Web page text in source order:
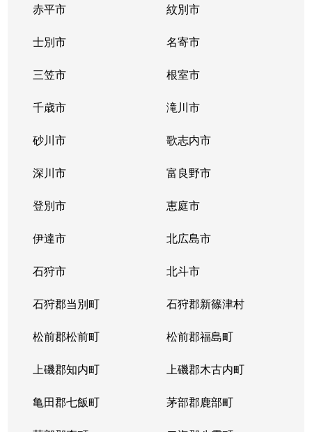
赤平市 紋別市
士別市 名寄市
三笠市 根室市
千歳市 滝川市
砂川市 歌志内市
深川市 富良野市
登別市 恵庭市
伊達市 北広島市
石狩市 北斗市
石狩郡当別町 石狩郡新篠津村
松前郡松前町 松前郡福島町
上磯郡知内町 上磯郡木古内町
亀田郡七飯町 茅部郡鹿部町